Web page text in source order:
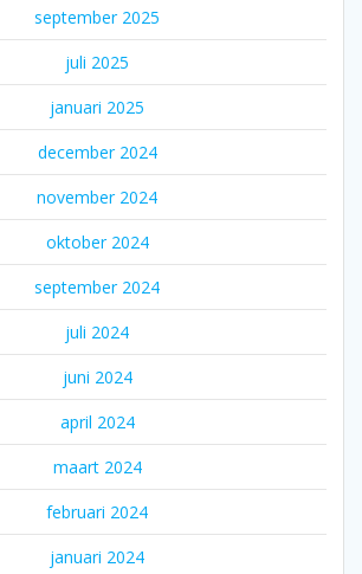
september 2025
juli 2025
januari 2025
december 2024
november 2024
oktober 2024
september 2024
juli 2024
juni 2024
april 2024
maart 2024
februari 2024
januari 2024